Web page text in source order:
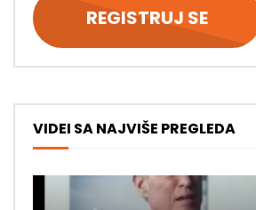
VIDEI SA NAJVIŠE PREGLEDA